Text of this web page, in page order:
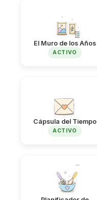
El Muro de los Años
ACTIVO
Cápsula del Tiempo
ACTIVO